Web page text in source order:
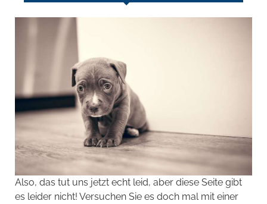
Also, das tut uns jetzt echt leid, aber diese Seite gibt
es leider nicht! Versuchen Sie es doch mal mit einer